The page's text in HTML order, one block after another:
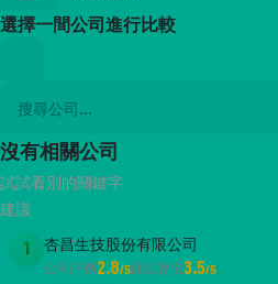
選擇一間公司進行比較
沒有相關公司
試試看別的關鍵字
建議
1 杏昌生技股份有限公司
公司評價2.8/5面試評價3.5/5